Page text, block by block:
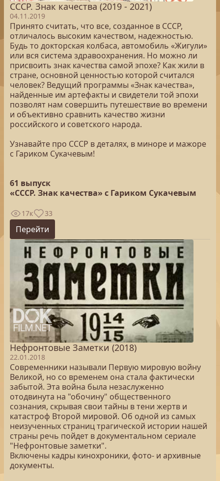
СССР. Знак качества (2019 - 2021)
04.11.2019
Принято считать, что все, созданное в СССР,
отличалось высоким качеством, надежностью.
Будь то докторская колбаса, автомобиль «Жигули»
или вся система здравоохранения. Но можно ли
присвоить знак качества самой эпохе? Как жили в
стране, основной ценностью которой считался
человек? Ведущий программы «Знак качества»,
найденные им артефакты и свидетели той эпохи
позволят нам совершить путешествие во времени
и объективно сравнить качество жизни
российского и советского народа.
Узнавайте про СССР в деталях, в миноре и мажоре
с Гариком Сукачевым!
61 выпуск
«СССР. Знак качества» с Гариком Сукачевым
17к 33
Перейти
Нефронтовые Заметки (2018)
22.01.2018
Современники называли Первую мировую войну
Великой, но со временем она стала фактически
забытой. Эта война была незаслуженно
отодвинута на "обочину" общественного
сознания, скрывая свои тайны в тени жертв и
катастроф Второй мировой. Об одной из самых
неизученных страниц трагической истории нашей
страны речь пойдет в документальном сериале
"Нефронтовые заметки".
Включены кадры кинохроники, фото- и архивные
документы.